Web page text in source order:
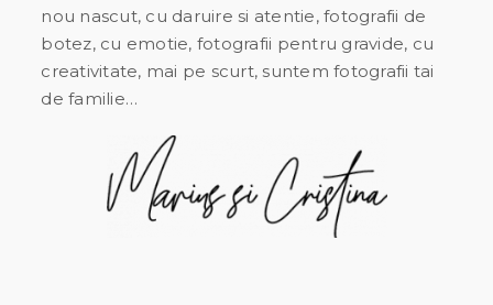
nou nascut, cu daruire si atentie, fotografii de
botez, cu emotie, fotografii pentru gravide, cu
creativitate, mai pe scurt, suntem fotografii tai
de familie…